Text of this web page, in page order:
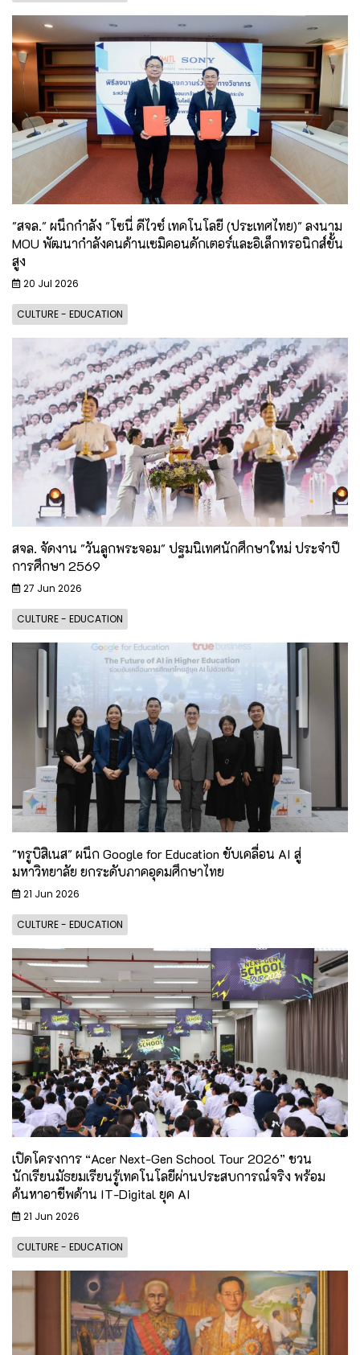
"สจล." ผนึกกำลัง "โซนี่ ดีไวซ์ เทคโนโลยี (ประเทศไทย)" ลงนาม
MOU พัฒนากำลังคนด้านเซมิคอนดักเตอร์และอิเล็กทรอนิกส์ขั้น
สูง
20 Jul 2026
CULTURE - EDUCATION
สจล. จัดงาน "วันลูกพระจอม" ปฐมนิเทศนักศึกษาใหม่ ประจำปี
การศึกษา 2569
27 Jun 2026
CULTURE - EDUCATION
"ทรูบิสิเนส" ผนึก Google for Education ขับเคลื่อน AI สู่
มหาวิทยาลัย ยกระดับภาคอุดมศึกษาไทย
21 Jun 2026
CULTURE - EDUCATION
เปิดโครงการ “Acer Next-Gen School Tour 2026” ชวน
นักเรียนมัธยมเรียนรู้เทคโนโลยีผ่านประสบการณ์จริง พร้อม
ค้นหาอาชีพด้าน IT-Digital ยุค AI
21 Jun 2026
CULTURE - EDUCATION